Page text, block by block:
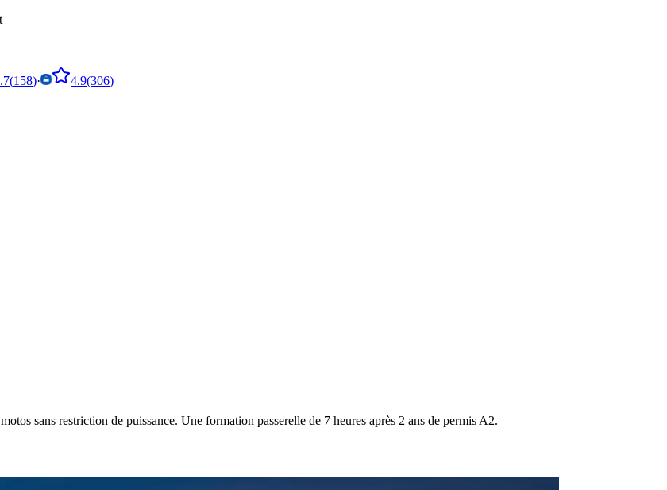
(158)· 4.9(306)
sans restriction de puissance. Une formation passerelle de 7 heures après 2 ans de permis A2.